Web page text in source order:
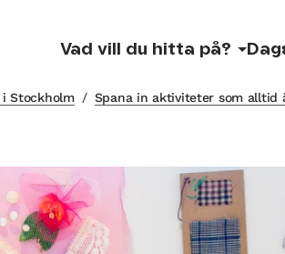
Vad vill du hitta på?
Stockholm / Spana in aktiviteter som alltid